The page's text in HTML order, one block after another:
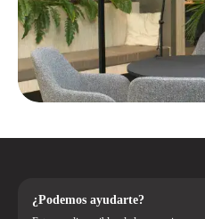
¿Podemos ayudarte?